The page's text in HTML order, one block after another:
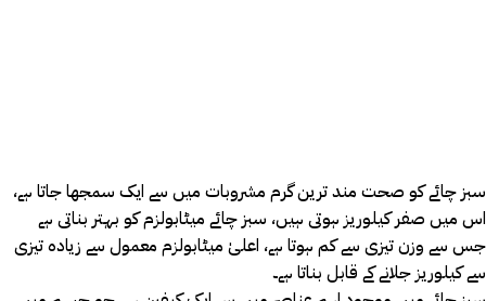
سبز چائے کو صحت مند ترین گرم مشروبات میں سے ایک سمجھا جاتا ہے،
اس میں صفر کیلوریز ہوتی ہیں، سبز چائے میٹابولزم کو بہتر بناتی ہے
جس سے وزن تیزی سے کم ہوتا ہے، اعلیٰ میٹابولزم معمول سے زیادہ تیزی
سے کیلوریز جلانے کے قابل بناتا ہے۔